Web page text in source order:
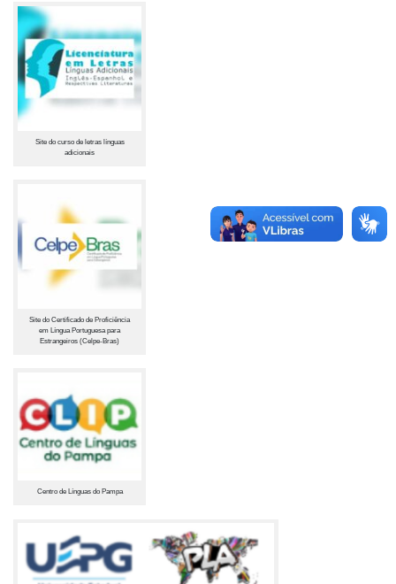
Site do curso de letras línguas
adicionais
Site do Certificado de Proficiência
em Língua Portuguesa para
Estrangeiros (Celpe-Bras)
Centro de Línguas do Pampa